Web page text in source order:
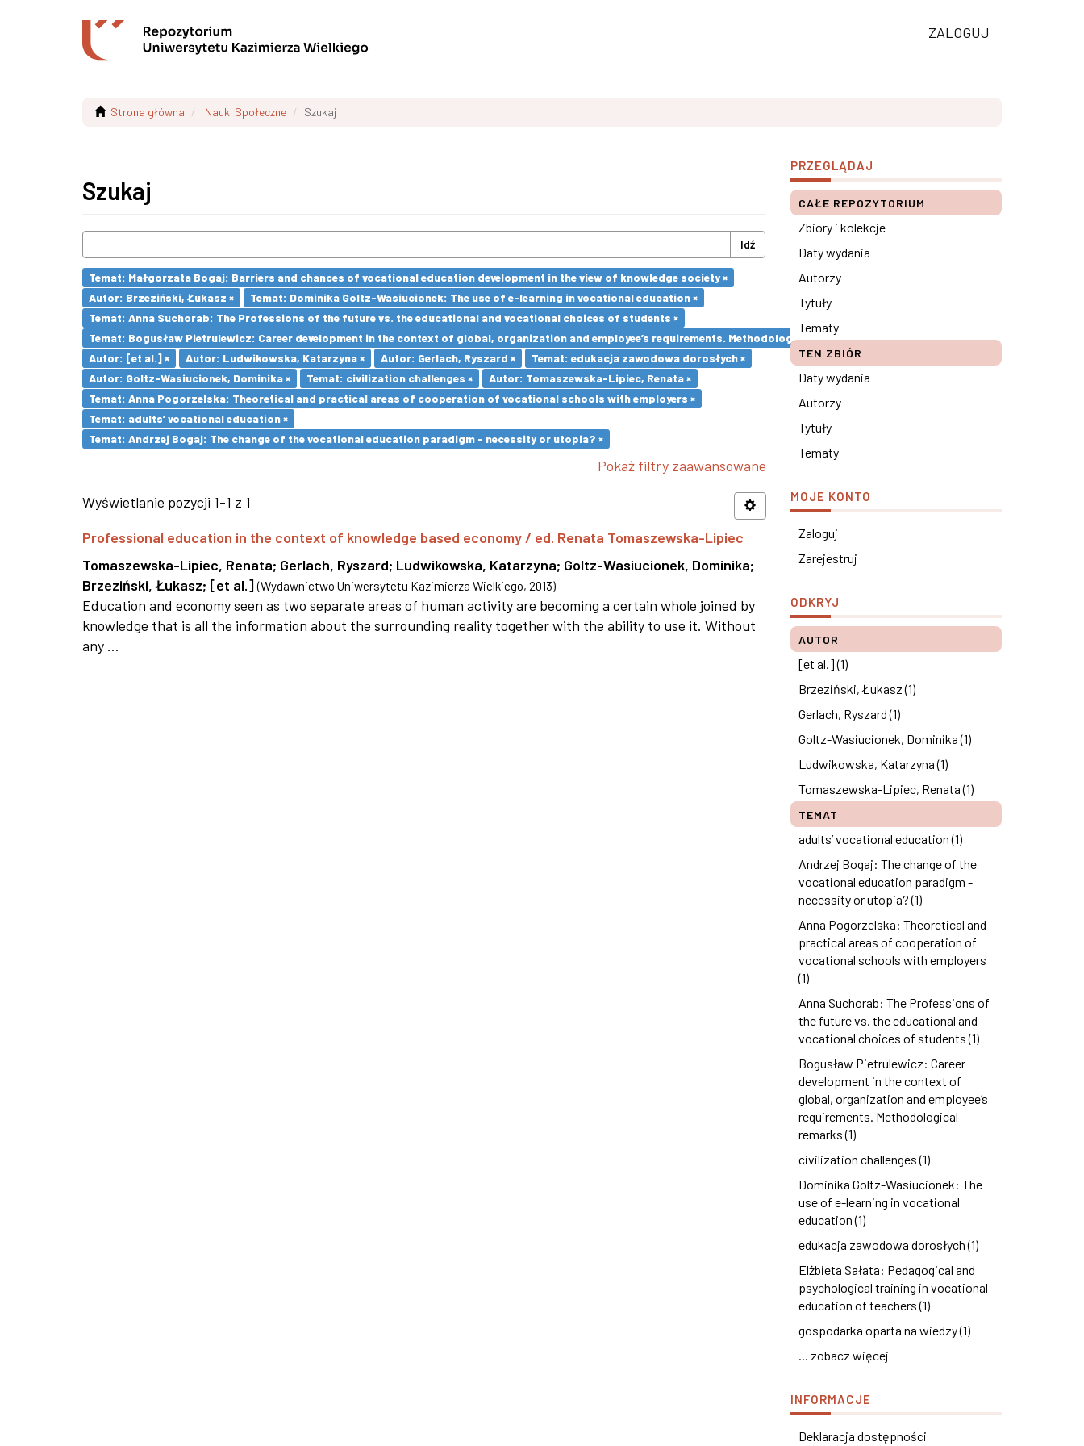
ZALOGUJ
Strona główna Nauki Społeczne Szukaj
Szukaj
Idź
Temat: Małgorzata Bogaj: Barriers and chances of vocational education development in the view of knowledge society ×
Autor: Brzeziński, Łukasz ×
Temat: Dominika Goltz-Wasiucionek: The use of e-learning in vocational education ×
Temat: Anna Suchorab: The Professions of the future vs. the educational and vocational choices of students ×
Temat: Bogusław Pietrulewicz: Career development in the context of global, organization and employee’s requirements. Methodological remarks ×
Autor: [et al.] ×
Autor: Ludwikowska, Katarzyna × Autor: Gerlach, Ryszard ×
Temat: edukacja zawodowa dorosłych ×
Autor: Goltz-Wasiucionek, Dominika ×
Temat: civilization challenges ×
Autor: Tomaszewska-Lipiec, Renata ×
Temat: Anna Pogorzelska: Theoretical and practical areas of cooperation of vocational schools with employers ×
Temat: adults’ vocational education ×
Temat: Andrzej Bogaj: The change of the vocational education paradigm - necessity or utopia? ×
Pokaż filtry zaawansowane
Wyświetlanie pozycji 1-1 z 1
Professional education in the context of knowledge based economy / ed. Renata Tomaszewska-Lipiec
Tomaszewska-Lipiec, Renata; Gerlach, Ryszard; Ludwikowska, Katarzyna; Goltz-Wasiucionek, Dominika;
Brzeziński, Łukasz; [et al.] (Wydawnictwo Uniwersytetu Kazimierza Wielkiego, 2013)
Education and economy seen as two separate areas of human activity are becoming a certain whole joined by
knowledge that is all the information about the surrounding reality together with the ability to use it. Without
any ...
PRZEGLĄDAJ
CAŁE REPOZYTORIUM
Zbiory i kolekcje
Daty wydania
Autorzy
Tytuły
Tematy
TEN ZBIÓR
Daty wydania
Autorzy
Tytuły
Tematy
MOJE KONTO
Zaloguj
Zarejestruj
ODKRYJ
AUTOR
[et al.] (1)
Brzeziński, Łukasz (1)
Gerlach, Ryszard (1)
Goltz-Wasiucionek, Dominika (1)
Ludwikowska, Katarzyna (1)
Tomaszewska-Lipiec, Renata (1)
TEMAT
adults’ vocational education (1)
Andrzej Bogaj: The change of the
vocational education paradigm -
necessity or utopia? (1)
Anna Pogorzelska: Theoretical and
practical areas of cooperation of
vocational schools with employers
(1)
Anna Suchorab: The Professions of
the future vs. the educational and
vocational choices of students (1)
Bogusław Pietrulewicz: Career
development in the context of
global, organization and employee’s
requirements. Methodological
remarks (1)
civilization challenges (1)
Dominika Goltz-Wasiucionek: The
use of e-learning in vocational
education (1)
edukacja zawodowa dorosłych (1)
Elżbieta Sałata: Pedagogical and
psychological training in vocational
education of teachers (1)
gospodarka oparta na wiedzy (1)
... zobacz więcej
INFORMACJE
Deklaracja dostępności